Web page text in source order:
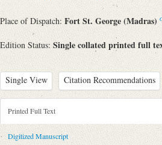
Place of Dispatch: Fort St. George (Madras)
Edition Status: Single collated printed full
Single View Citation Recommendations
Metadata Concerning Header
Sender: Karl August Schlegel
Recipient: August Wilhelm von Schlegel
Printed Full Text
Digitized Manuscript